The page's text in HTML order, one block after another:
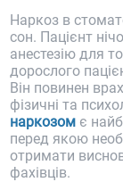
Наркоз в
сон. Пацієнт
анестезію для
дорослого
Він повинен
фізичні та
наркозом є
перед якою
отримати
фахівців.